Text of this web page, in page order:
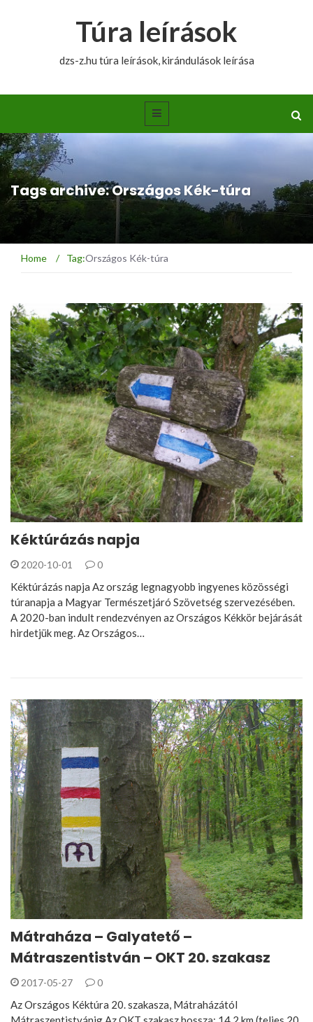
Túra leírások
dzs-z.hu túra leírások, kirándulások leírása
Tags archive: Országos Kék-túra
Home / Tag:Országos Kék-túra
Kéktúrázás napja
2020-10-01 0
Kéktúrázás napja Az ország legnagyobb ingyenes közösségi
túranapja a Magyar Természetjáró Szövetség szervezésében.
A 2020-ban indult rendezvényen az Országos Kékkör bejárását
hirdetjük meg. Az Országos…
Mátraháza – Galyatető –
Mátraszentistván – OKT 20. szakasz
2017-05-27 0
Az Országos Kéktúra 20. szakasza, Mátraházától